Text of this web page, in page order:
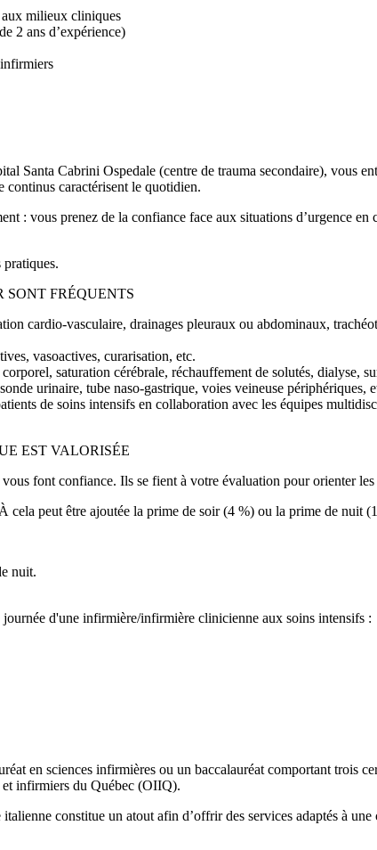
aux milieux cliniques
2 ans d’expérience)
Santa Cabrini Ospedale (centre de trauma secondaire), vous
continus caractérisent le quotidien.
: vous prenez de la confiance face aux situations d’urgence en
pratiques.
SONT FRÉQUENTS
cardio-vasculaire, drainages pleuraux ou abdominaux,
vasoactives, curarisation, etc.
saturation cérébrale, réchauffement de solutés, dialyse,
urinaire, tube naso-gastrique, voies veineuse périphériques,
de soins intensifs en collaboration avec les équipes
EST VALORISÉE
font confiance. Ils se fient à votre évaluation pour orienter
peut être ajoutée la prime de soir (4 %) ou la prime de nuit
nuit.
d'une infirmière/infirmière clinicienne aux soins intensifs :
en sciences infirmières ou un baccalauréat comportant trois
et infirmiers du Québec (OIIQ).
constitue un atout afin d’offrir des services adaptés à